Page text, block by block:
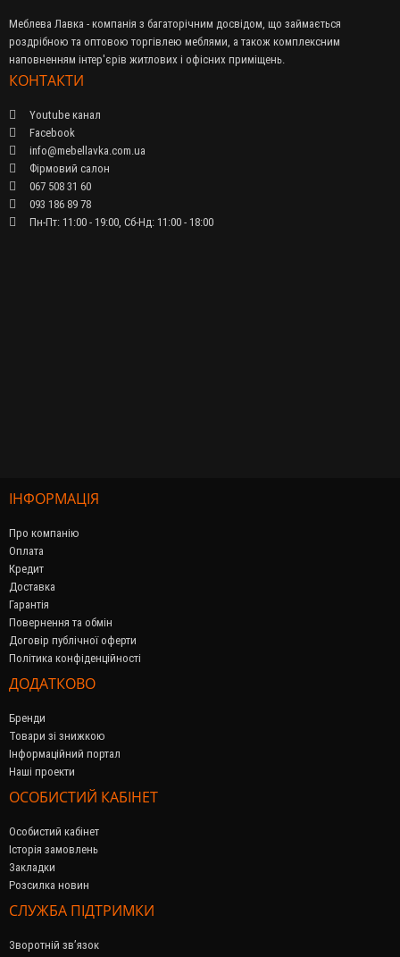
Меблева Лавка - компанія з багаторічним досвідом, що займається
роздрібною та оптовою торгівлею меблями, а також комплексним
наповненням інтер'єрів житлових і офісних приміщень.
КОНТАКТИ
Youtube канал
Facebook
info@mebellavka.com.ua
Фірмовий салон
067 508 31 60
093 186 89 78
Пн-Пт: 11:00 - 19:00, Сб-Нд: 11:00 - 18:00
ІНФОРМАЦІЯ
Про компанію
Оплата
Кредит
Доставка
Гарантія
Повернення та обмін
Договір публічної оферти
Політика конфіденційності
ДОДАТКОВО
Бренди
Товари зі знижкою
Інформаційний портал
Наші проекти
ОСОБИСТИЙ КАБІНЕТ
Особистий кабінет
Історія замовлень
Закладки
Розсилка новин
СЛУЖБА ПІДТРИМКИ
Зворотній зв’язок